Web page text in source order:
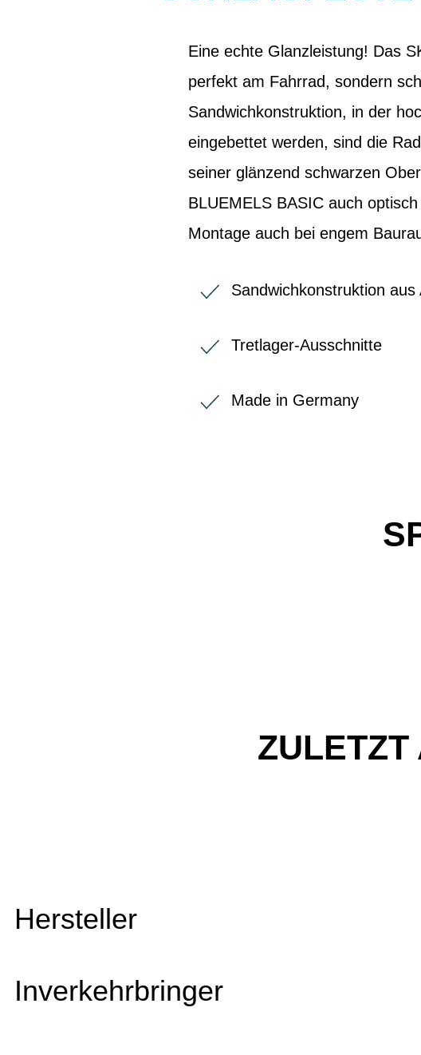
Eine echte Glanzleistung! Das
perfekt am Fahrrad, sondern
Sandwichkonstruktion, in der
eingebettet werden, sind die
seiner glänzend schwarzen
BLUEMELS BASIC auch
Montage auch bei engem
Sandwichkonstruktion
Tretlager-Ausschnitte
Made in Germany
ZULETZT
Hersteller
Inverkehrbringer